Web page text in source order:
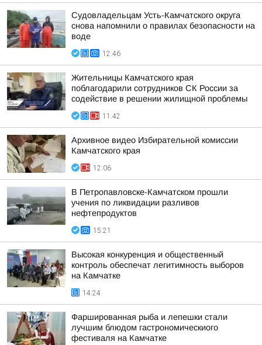
Судовладельцам Усть-Камчатского округа
снова напомнили о правилах безопасности на
воде
12:46
Жительницы Камчатского края
поблагодарили сотрудников СК России за
содействие в решении жилищной проблемы
11:42
Архивное видео Избирательной комиссии
Камчатского края
12:06
В Петропавловске-Камчатском прошли
учения по ликвидации разливов
нефтепродуктов
15:21
Высокая конкуренция и общественный
контроль обеспечат легитимность выборов
на Камчатке
14:24
Фаршированная рыба и лепешки стали
лучшим блюдом гастрономическиого
фестиваля на Камчатке